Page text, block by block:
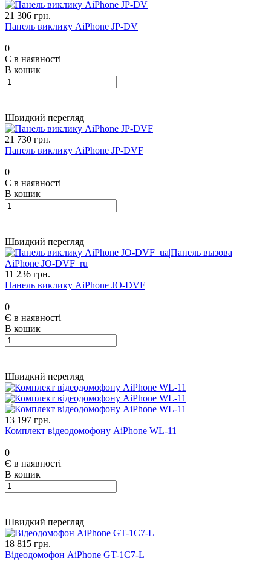
21 306 грн.
Панель виклику AiPhone JP-DV
0
Є в наявності
В кошик
Швидкий перегляд
21 730 грн.
Панель виклику AiPhone JP-DVF
0
Є в наявності
В кошик
Швидкий перегляд
11 236 грн.
Панель виклику AiPhone JO-DVF
0
Є в наявності
В кошик
Швидкий перегляд
13 197 грн.
Комплект відеодомофону AiPhone WL-11
0
Є в наявності
В кошик
Швидкий перегляд
18 815 грн.
Відеодомофон AiPhone GT-1C7-L